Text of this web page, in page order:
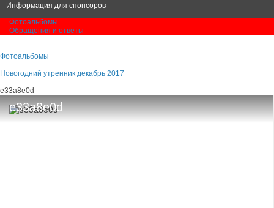
Информация для спонсоров
Фотоальбомы
Обращения и ответы
Фотоальбомы
Новогодний утренник декабрь 2017
e33a8e0d
e33a8e0d